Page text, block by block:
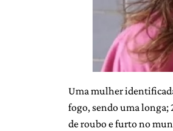
Uma mulher
fogo, sendo uma longa;
de roubo e furto no